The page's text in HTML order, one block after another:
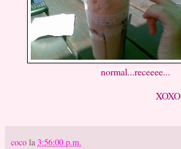
normal...receeee...
XOXO
coco la 3:56:00 p.m.